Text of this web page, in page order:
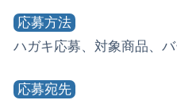
応募方法
ハガキ応募、対象商品、バ
応募宛先